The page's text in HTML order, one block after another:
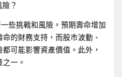
？
些挑戰和風險。預期壽命增加
的財務支持，而股市波動、
可能影響資產價值。此外，
一。